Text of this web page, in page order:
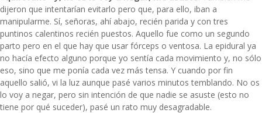
dijeron que intentarían evitarlo pero que, para ello, iban a
manipularme. Sí, señoras, ahí abajo, recién parida y con tres
puntinos calentinos recién puestos. Aquello fue como un segundo
parto pero en el que hay que usar fórceps o ventosa. La epidural ya
no hacía efecto alguno porque yo sentía cada movimiento y, no sólo
eso, sino que me ponía cada vez más tensa. Y cuando por fin
aquello salió, vi la luz aunque pasé varios minutos temblando. No os
lo voy a negar, pero sin intención de que nadie se asuste (esto no
tiene por qué suceder), pasé un rato muy desagradable.